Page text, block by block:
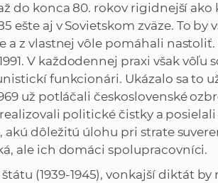
do konca 80. rokov rigidnejší
ešte aj v Sovietskom zväze. To by
z vlastnej vôle pomáhali nastoliť.
V každodennej praxi však vôľu
funkcionári. Ukázalo sa to
už potláčali československé
politické čistky a
akú dôležitú úlohu pri strate
ale ich domáci spolupracovníci.
(1939-1945), vonkajší diktát